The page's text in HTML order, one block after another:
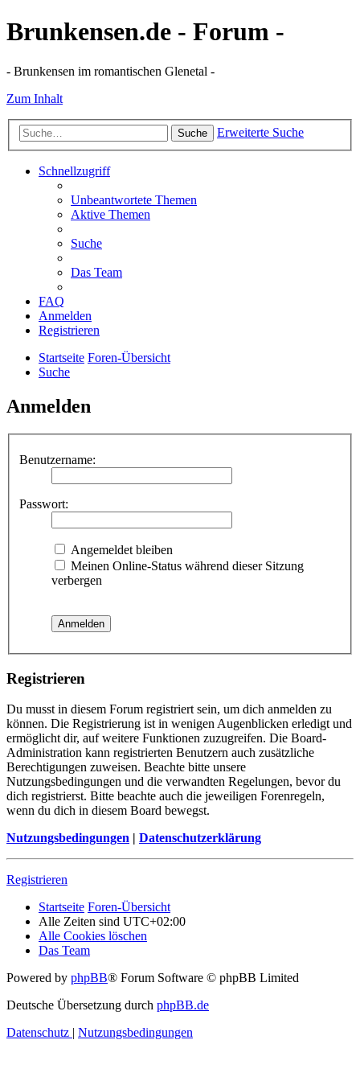
Brunkensen.de - Forum -
- Brunkensen im romantischen Glenetal -
Zum Inhalt
Suche Erweiterte Suche
Schnellzugriff
Unbeantwortete Themen
Aktive Themen
Suche
Das Team
FAQ
Anmelden
Registrieren
Startseite Foren-Übersicht
Suche
Anmelden
Benutzername:
Passwort:
Angemeldet bleiben
Meinen Online-Status während dieser Sitzung
verbergen
Registrieren
Du musst in diesem Forum registriert sein, um dich anmelden zu
können. Die Registrierung ist in wenigen Augenblicken erledigt und
ermöglicht dir, auf weitere Funktionen zuzugreifen. Die Board-
Administration kann registrierten Benutzern auch zusätzliche
Berechtigungen zuweisen. Beachte bitte unsere
Nutzungsbedingungen und die verwandten Regelungen, bevor du
dich registrierst. Bitte beachte auch die jeweiligen Forenregeln,
wenn du dich in diesem Board bewegst.
Nutzungsbedingungen | Datenschutzerklärung
Registrieren
Startseite Foren-Übersicht
Alle Zeiten sind UTC+02:00
Alle Cookies löschen
Das Team
Powered by phpBB® Forum Software © phpBB Limited
Deutsche Übersetzung durch phpBB.de
Datenschutz | Nutzungsbedingungen